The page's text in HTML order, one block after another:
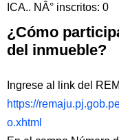
ICA.. NÂ° inscritos: 0
¿Cómo
del inmueble?
Ingrese al link del
https://
o.xhtml